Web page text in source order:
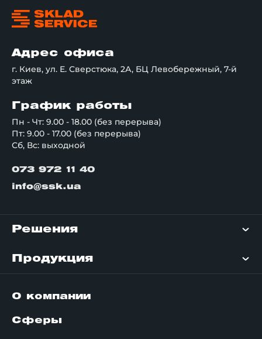
Адрес офиса
г. Киев, ул. Е. Сверстюка, 2А, БЦ Левобережный, 7-й
этаж
График работы
Пн - Чт: 9.00 - 18.00 (без перерыва)
Пт: 9.00 - 17.00 (без перерыва)
Сб, Вс: выходной
073 972 11 40
info@ssk.ua
Решения
Продукция
О компании
Сферы